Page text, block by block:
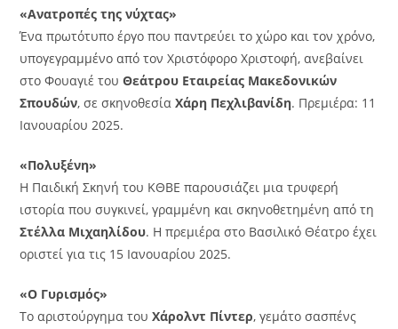
«Ανατροπές της νύχτας»
Ένα πρωτότυπο έργο που παντρεύει το χώρο και τον χρόνο,
υπογεγραμμένο από τον Χριστόφορο Χριστοφή, ανεβαίνει
στο Φουαγιέ του Θεάτρου Εταιρείας Μακεδονικών
Σπουδών, σε σκηνοθεσίαΧάρη Πεχλιβανίδη. Πρεμιέρα: 11
Ιανουαρίου 2025.
«Πολυξένη»
Η Παιδική Σκηνή του ΚΘΒΕ παρουσιάζει μια τρυφερή
ιστορία που συγκινεί, γραμμένη και σκηνοθετημένη από τη
Στέλλα Μιχαηλίδου. Η πρεμιέρα στο Βασιλικό Θέατρο έχει
οριστεί για τις 15 Ιανουαρίου 2025.
«Ο Γυρισμός»
Το αριστούργημα του Χάρολντ Πίντερ, γεμάτο σασπένς